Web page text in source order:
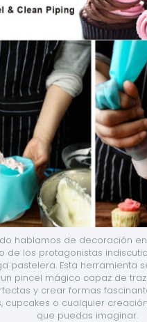
hablamos de decoración
de los protagonistas
pastelera. Esta herramienta
pincel mágico capaz de
y crear formas
cupcakes o cualquier
que puedas imaginar.